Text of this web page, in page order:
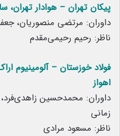
پیکان تهران – هوادار تهران، ساعت ۱۵، ورزشگاه پاس
داوران: مرتضی منصوریان،
ناظر: رحیم رحیمی‌مقدم
اهواز
داوران: محمدحسین
زمانی
ناظر: مسعود مرادی